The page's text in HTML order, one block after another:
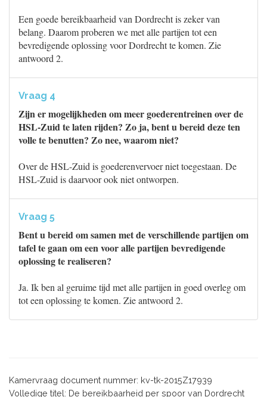
Een goede bereikbaarheid van Dordrecht is zeker van
belang. Daarom proberen we met alle partijen tot een
bevredigende oplossing voor Dordrecht te komen. Zie
antwoord 2.
Vraag 4
Zijn er mogelijkheden om meer goederentreinen over de
HSL-Zuid te laten rijden? Zo ja, bent u bereid deze ten
volle te benutten? Zo nee, waarom niet?
Over de HSL-Zuid is goederenvervoer niet toegestaan. De
HSL-Zuid is daarvoor ook niet ontworpen.
Vraag 5
Bent u bereid om samen met de verschillende partijen om
tafel te gaan om een voor alle partijen bevredigende
oplossing te realiseren?
Ja. Ik ben al geruime tijd met alle partijen in goed overleg om
tot een oplossing te komen. Zie antwoord 2.
Kamervraag document nummer: kv-tk-2015Z17939
Volledige titel: De bereikbaarheid per spoor van Dordrecht